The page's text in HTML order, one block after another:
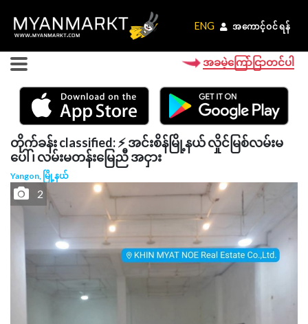
ENG အကောင့်ဝင်ရန်
ENG အကောင့်ဝင်ရန်
အခမဲ့ကြော်ငြာတင်ပါ
တိုက်ခန်း classified: ⚡ အင်းစိန်မြို့နယ် လှိုင်မြစ်လမ်းမ
ပေါ် ၊ လမ်းမတန်း‌မြေညီ အငှား
Yangon, မြို့နယ်
2